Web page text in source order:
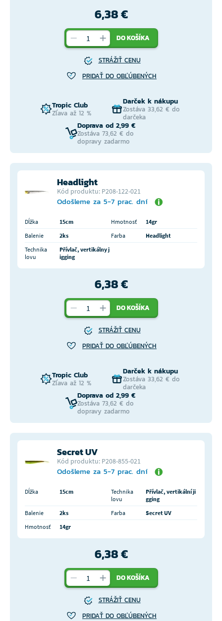
6,38 €
DO KOŠÍKA
STRÁŽIŤ CENU
PRIDAŤ DO OBĽÚBENÝCH
Tropic Club
Zľava až 12 %
Darček k nákupu
Zostáva 33,62 € do
darčeka
Doprava od 2,99 €
Zostáva 73,62 € do
dopravy zadarmo
Headlight
Kód produktu: P208-122-021
Odošleme za 5-7 prac. dní
Dĺžka 15cm Hmotnosť
14gr
Balenie
2ks Farba
Headlight
Technika
lovu
Přívlač, vertikálny j
igging
6,38 €
DO KOŠÍKA
STRÁŽIŤ CENU
PRIDAŤ DO OBĽÚBENÝCH
Tropic Club
Zľava až 12 %
Darček k nákupu
Zostáva 33,62 € do
darčeka
Doprava od 2,99 €
Zostáva 73,62 € do
dopravy zadarmo
Secret UV
Kód produktu: P208-855-021
Odošleme za 5-7 prac. dní
Dĺžka 15cm
Technika
lovu
Přívlač, vertikální ji
gging
Balenie
2ks Farba
Secret UV
Hmotnosť
14gr
6,38 €
DO KOŠÍKA
STRÁŽIŤ CENU
PRIDAŤ DO OBĽÚBENÝCH